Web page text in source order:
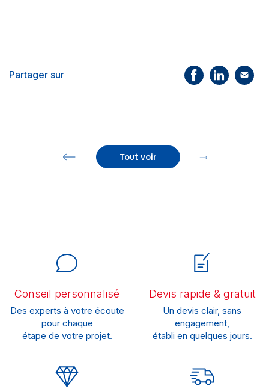
Partager sur
Tout voir
Conseil personnalisé
Des experts à votre écoute
pour chaque
étape de votre projet.
Devis rapide & gratuit
Un devis clair, sans
engagement,
établi en quelques jours.